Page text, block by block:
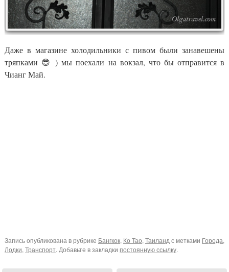
Даже в магазине холодильники с пивом были занавешены
тряпками 😎 ) мы поехали на вокзал, что бы отправится в
Чианг Май.
Запись опубликована в рубрике Бангкок, Ко Тао, Таиланд с метками Города,
Лодки, Транспорт. Добавьте в закладки постоянную ссылку.